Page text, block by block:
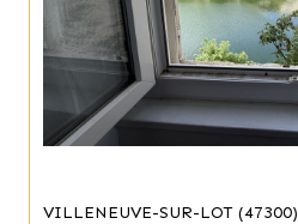
VILLENEUVE-SUR-LOT (47300)